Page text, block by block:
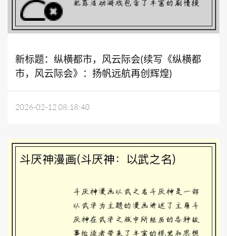
新标题：纵横都市，风云际会(续写《纵横都
市，风云际会》：扬帆远航再创辉煌)
2026-02-12 08:18:40